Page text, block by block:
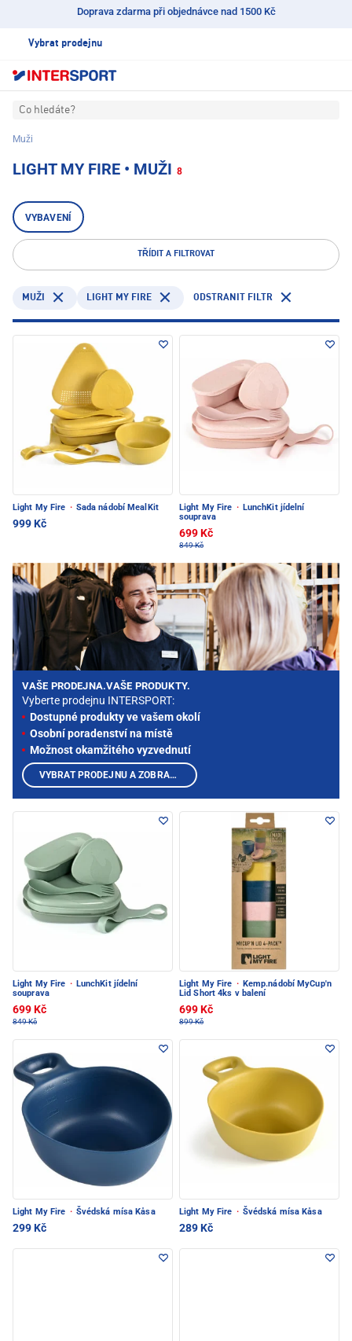
Doprava zdarma při objednávce nad 1500 Kč
Vybrat prodejnu
Co hledáte?
Muži
LIGHT MY FIRE • MUŽI 8
VYBAVENÍ
TŘÍDIT A FILTROVAT
MUŽI LIGHT MY FIRE ODSTRANIT FILTR
Light My Fire · Sada nádobí MealKit
999 Kč
Light My Fire · LunchKit jídelní
souprava
699 Kč
849 Kč
Light My Fire · LunchKit jídelní
souprava
699 Kč
849 Kč
Light My Fire · Kemp.nádobí MyCup'n
Lid Short 4ks v balení
699 Kč
899 Kč
Light My Fire · Švédská mísa Kåsa
299 Kč
Light My Fire · Švédská mísa Kåsa
289 Kč
VAŠE PRODEJNA.VAŠE PRODUKTY.
Vyberte prodejnu INTERSPORT:
Dostupné produkty ve vašem okolí
Osobní poradenství na místě
Možnost okamžitého vyzvednutí
VYBRAT PRODEJNU A ZOBRAZIT PRODUKTY